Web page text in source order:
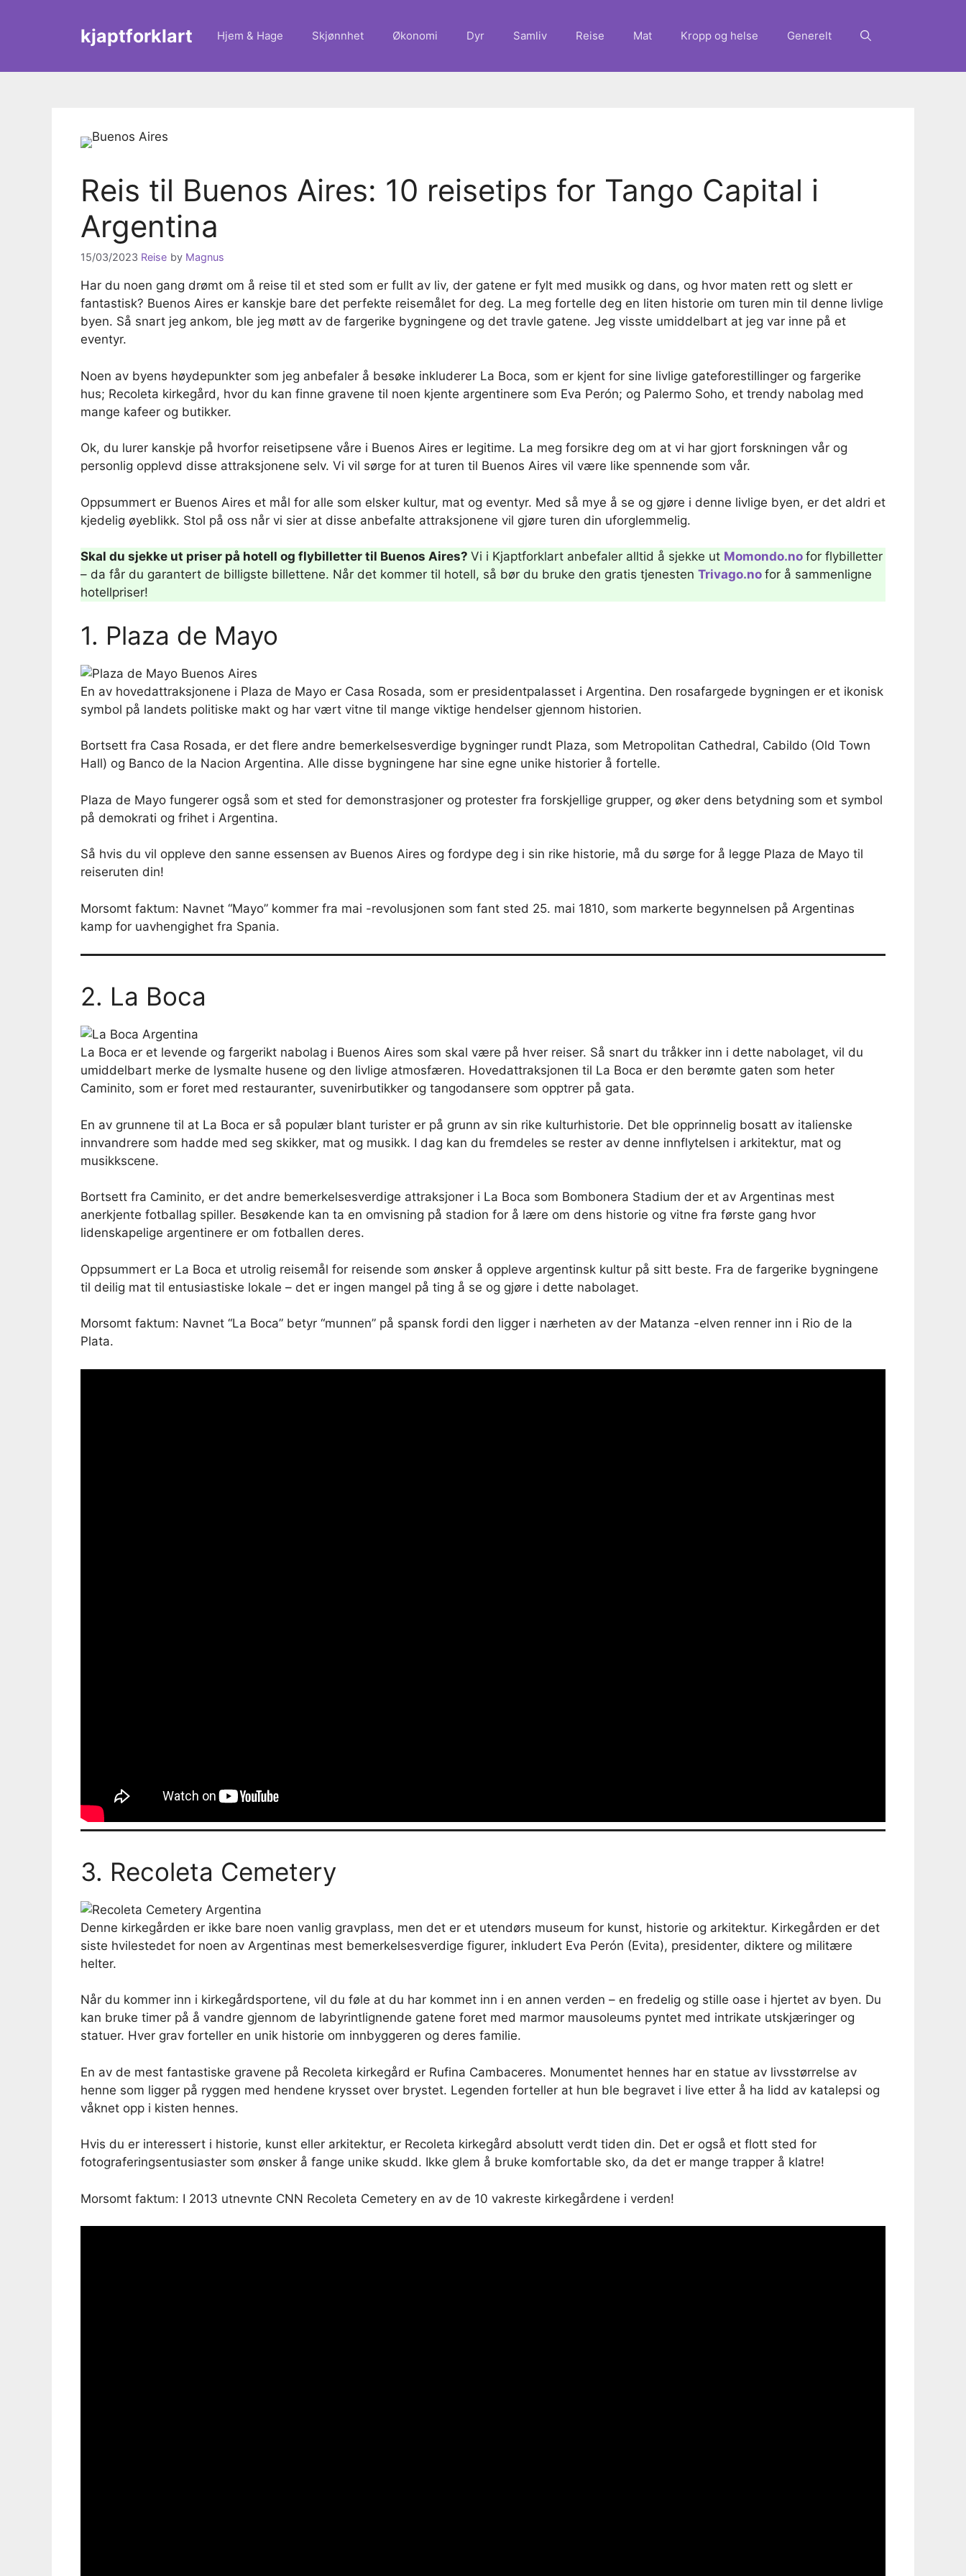
kjaptforklart Hjem & Hage Skjønnhet Økonomi Dyr Samliv Reise Mat Kropp og helse Generelt
Reis til Buenos Aires: 10 reisetips for Tango Capital i
Argentina
15/03/2023 Reise by Magnus
Har du noen gang drømt om å reise til et sted som er fullt av liv, der gatene er fylt med musikk og dans, og hvor maten rett og slett er
fantastisk? Buenos Aires er kanskje bare det perfekte reisemålet for deg. La meg fortelle deg en liten historie om turen min til denne livlige
byen. Så snart jeg ankom, ble jeg møtt av de fargerike bygningene og det travle gatene. Jeg visste umiddelbart at jeg var inne på et
eventyr.
Noen av byens høydepunkter som jeg anbefaler å besøke inkluderer La Boca, som er kjent for sine livlige gateforestillinger og fargerike
hus; Recoleta kirkegård, hvor du kan finne gravene til noen kjente argentinere som Eva Perón; og Palermo Soho, et trendy nabolag med
mange kafeer og butikker.
Ok, du lurer kanskje på hvorfor reisetipsene våre i Buenos Aires er legitime. La meg forsikre deg om at vi har gjort forskningen vår og
personlig opplevd disse attraksjonene selv. Vi vil sørge for at turen til Buenos Aires vil være like spennende som vår.
Oppsummert er Buenos Aires et mål for alle som elsker kultur, mat og eventyr. Med så mye å se og gjøre i denne livlige byen, er det aldri et
kjedelig øyeblikk. Stol på oss når vi sier at disse anbefalte attraksjonene vil gjøre turen din uforglemmelig.
Skal du sjekke ut priser på hotell og flybilletter til Buenos Aires? Vi i Kjaptforklart anbefaler alltid å sjekke ut Momondo.no for flybilletter
– da får du garantert de billigste billettene. Når det kommer til hotell, så bør du bruke den gratis tjenesten Trivago.no for å sammenligne
hotellpriser!
1. Plaza de Mayo
En av hovedattraksjonene i Plaza de Mayo er Casa Rosada, som er presidentpalasset i Argentina. Den rosafargede bygningen er et ikonisk
symbol på landets politiske makt og har vært vitne til mange viktige hendelser gjennom historien.
Bortsett fra Casa Rosada, er det flere andre bemerkelsesverdige bygninger rundt Plaza, som Metropolitan Cathedral, Cabildo (Old Town
Hall) og Banco de la Nacion Argentina. Alle disse bygningene har sine egne unike historier å fortelle.
Plaza de Mayo fungerer også som et sted for demonstrasjoner og protester fra forskjellige grupper, og øker dens betydning som et symbol
på demokrati og frihet i Argentina.
Så hvis du vil oppleve den sanne essensen av Buenos Aires og fordype deg i sin rike historie, må du sørge for å legge Plaza de Mayo til
reiseruten din!
Morsomt faktum: Navnet “Mayo” kommer fra mai -revolusjonen som fant sted 25. mai 1810, som markerte begynnelsen på Argentinas
kamp for uavhengighet fra Spania.
2. La Boca
La Boca er et levende og fargerikt nabolag i Buenos Aires som skal være på hver reiser. Så snart du tråkker inn i dette nabolaget, vil du
umiddelbart merke de lysmalte husene og den livlige atmosfæren. Hovedattraksjonen til La Boca er den berømte gaten som heter
Caminito, som er foret med restauranter, suvenirbutikker og tangodansere som opptrer på gata.
En av grunnene til at La Boca er så populær blant turister er på grunn av sin rike kulturhistorie. Det ble opprinnelig bosatt av italienske
innvandrere som hadde med seg skikker, mat og musikk. I dag kan du fremdeles se rester av denne innflytelsen i arkitektur, mat og
musikkscene.
Bortsett fra Caminito, er det andre bemerkelsesverdige attraksjoner i La Boca som Bombonera Stadium der et av Argentinas mest
anerkjente fotballag spiller. Besøkende kan ta en omvisning på stadion for å lære om dens historie og vitne fra første gang hvor
lidenskapelige argentinere er om fotballen deres.
Oppsummert er La Boca et utrolig reisemål for reisende som ønsker å oppleve argentinsk kultur på sitt beste. Fra de fargerike bygningene
til deilig mat til entusiastiske lokale – det er ingen mangel på ting å se og gjøre i dette nabolaget.
Morsomt faktum: Navnet “La Boca” betyr “munnen” på spansk fordi den ligger i nærheten av der Matanza -elven renner inn i Rio de la
Plata.
3. Recoleta Cemetery
Denne kirkegården er ikke bare noen vanlig gravplass, men det er et utendørs museum for kunst, historie og arkitektur. Kirkegården er det
siste hvilestedet for noen av Argentinas mest bemerkelsesverdige figurer, inkludert Eva Perón (Evita), presidenter, diktere og militære
helter.
Når du kommer inn i kirkegårdsportene, vil du føle at du har kommet inn i en annen verden – en fredelig og stille oase i hjertet av byen. Du
kan bruke timer på å vandre gjennom de labyrintlignende gatene foret med marmor mausoleums pyntet med intrikate utskjæringer og
statuer. Hver grav forteller en unik historie om innbyggeren og deres familie.
En av de mest fantastiske gravene på Recoleta kirkegård er Rufina Cambaceres. Monumentet hennes har en statue av livsstørrelse av
henne som ligger på ryggen med hendene krysset over brystet. Legenden forteller at hun ble begravet i live etter å ha lidd av katalepsi og
våknet opp i kisten hennes.
Hvis du er interessert i historie, kunst eller arkitektur, er Recoleta kirkegård absolutt verdt tiden din. Det er også et flott sted for
fotograferingsentusiaster som ønsker å fange unike skudd. Ikke glem å bruke komfortable sko, da det er mange trapper å klatre!
Morsomt faktum: I 2013 utnevnte CNN Recoleta Cemetery en av de 10 vakreste kirkegårdene i verden!